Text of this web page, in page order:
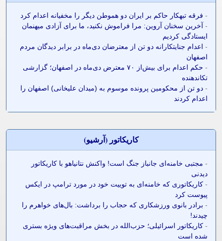
- فرقه تبهکار حاکم بر ایران دو هموطن دیگر را مخفیانه اعدام کرد
- آخرین سخنان آروین: مرا فراموش نکنید، ما برای آزادی میهنمان
ایستادگی کردیم
- اعدام جنایتکارانه دو تن از معترضان دی‌ماه در برابر دیدگان مردم
اصفهان
-
حکم اعدام برای بیش‌از ۷۰ معترض دی‌ماه در اصفهان؛ گزارشی
تکاندهنده
- دو تن از محکومین پرونده موسوم به (میدان علیخانی) اصفهان را
اعدام کردند
کاريکاتور (آرشيو)
- مجتبی خامنه‌ای جانباز جنگ است! واکنش نتانیاهو با کاریکاتور
دیدنی
- کاریکاتوری که خامنه‌ای به توییت خود در مورد ترامپ در ایکس
پیوست کرد
- برادر بانوی ورزشکاری که حجاب را برداشت: بال‌های خواهرم را
چیدند!
- کاریکاتور اسرائیلی؛ حزب‌الله در بخش مراقبت‌های ویژه بستری
شده است